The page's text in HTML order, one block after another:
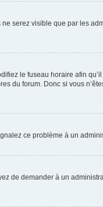
serez visible que par les
le fuseau horaire afin
du forum. Donc si vous
ce problème à un
de demander à un